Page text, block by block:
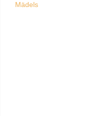
Mädels